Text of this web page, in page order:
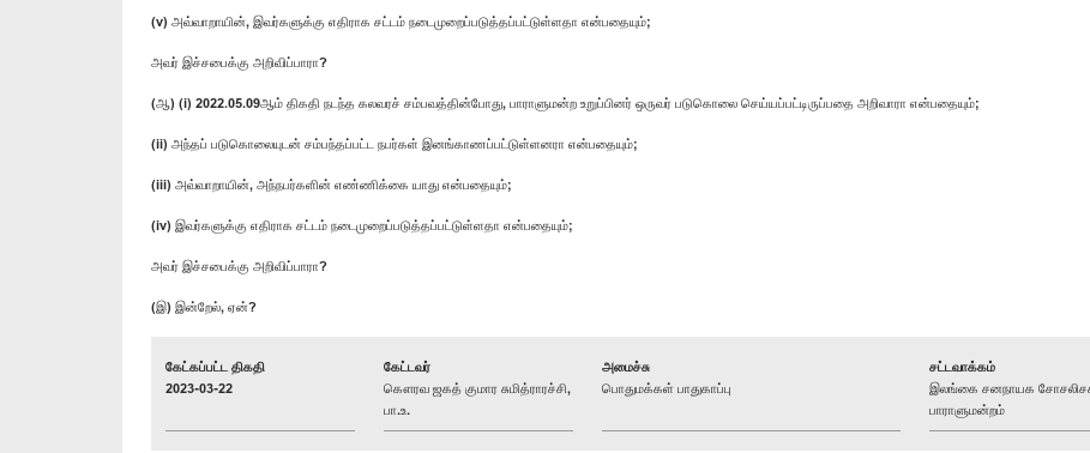
(v) அவ்வாறாயின், இவர்களுக்கு எதிராக சட்டம் நடைமுறைப்படுத்தப்பட்டுள்ளதா என்பதையும்;
அவர் இச்சபைக்கு அறிவிப்பாரா?
(ஆ) (i) 2022.05.09ஆம் திகதி நடந்த கலவரச் சம்பவத்தின்போது, பாராளுமன்ற உறுப்பினர் ஒருவர் படுகொலை செய்யப்பட்டிருப்பதை அறிவாரா என்பதையும்;
(ii) அந்தப் படுகொலையுடன் சம்பந்தப்பட்ட நபர்கள் இனங்காணப்பட்டுள்ளனரா என்பதையும்;
(iii) அவ்வாறாயின், அந்நபர்களின் எண்ணிக்கை யாது என்பதையும்;
(iv) இவர்களுக்கு எதிராக சட்டம் நடைமுறைப்படுத்தப்பட்டுள்ளதா என்பதையும்;
அவர் இச்சபைக்கு அறிவிப்பாரா?
(இ) இன்றேல், ஏன்?
கேட்கப்பட்ட திகதி
2023-03-22
கேட்டவர்
கௌரவ ஜகத் குமார சுமித்ராரச்சி,
பா.உ.
அமைச்சு
பொதுமக்கள் பாதுகாப்பு
சட்டவாக்கம்
இலங்கை சனநாயக சோசலிசக்
பாராளுமன்றம்